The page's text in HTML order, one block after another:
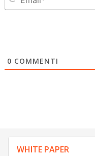
0 COMMENTI
WHITE PAPER